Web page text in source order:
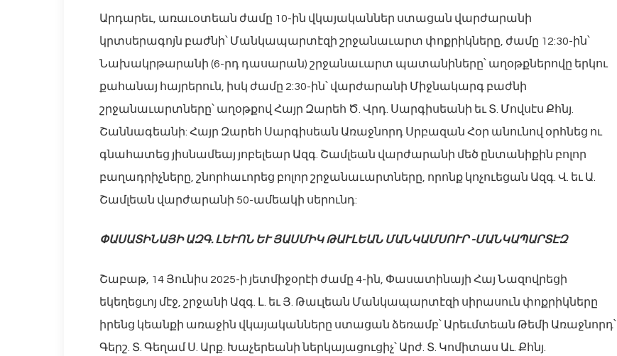
Արդարեւ, առաւօտեան ժամը 10-ին վկայականներ ստացան վարժարանի
կրտսերագոյն բաժնի՝ Մանկապարտէզի շրջանաւարտ փոքրիկները, ժամը 12:30-ին՝
Նախակրթարանի (6-րդ դասարան) շրջանաւարտ պատանիները՝ աղօթքներովը երկու
քահանայ հայրերուն, իսկ ժամը 2:30-ին՝ վարժարանի Միջնակարգ բաժնի
շրջանաւարտները՝ աղօթքով Հայր Զարեհ Ծ. Վրդ. Սարգիսեանի եւ Տ. Մովսէս Քհնյ.
Շաննագեանի: Հայր Զարեհ Սարգիսեան Առաջնորդ Սրբազան Հօր անունով օրհնեց ու
գնահատեց յիսնամեայ յոբելեար Ազգ. Շամլեան վարժարանի մեծ ընտանիքին բոլոր
բաղադրիչները, շնորհաւորեց բոլոր շրջանաւարտները, որոնք կոչուեցան Ազգ. Վ. եւ Ա.
Շամլեան վարժարանի 50-ամեակի սերունդ:
ՓԱՍԱՏԻՆԱՅԻ ԱԶԳ. ԼԵՒՈՆ ԵՒ ՅԱՍՄԻԿ ԹԱՒԼԵԱՆ ՄԱՆԿԱՄՍՈՒՐ -ՄԱՆԿԱՊԱՐՏԷԶ
Շաբաթ, 14 Յունիս 2025-ի յետմիջօրէի ժամը 4-ին, Փասատինայի Հայ Նազովրեցի
եկեղեցւոյ մէջ, շրջանի Ազգ. Լ. եւ Յ. Թաւլեան Մանկապարտէզի սիրասուն փոքրիկները
իրենց կեանքի առաջին վկայականները ստացան ձեռամբ՝ Արեւմտեան Թեմի Առաջնորդ՝
Գերշ. Տ. Գեղամ Ս. Արք. Խաչերեանի ներկայացուցիչ՝ Արժ. Տ. Կոմիտաս Աւ. Քհնյ.